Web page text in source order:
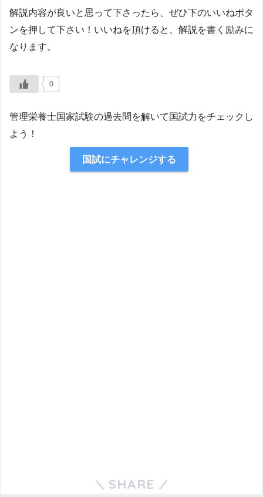
解説内容が良いと思って下さったら、ぜひ下のいいねボタ
ンを押して下さい！いいねを頂けると、解説を書く励みに
なります。
0
管理栄養士国家試験の過去問を解いて国試力をチェックし
よう！
国試にチャレンジする
SHARE